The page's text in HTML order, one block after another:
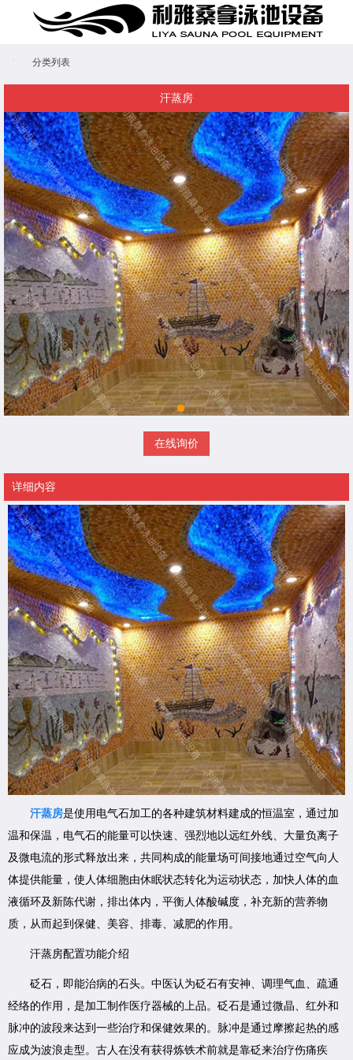
分类列表
汗蒸房
在线询价
详细内容
汗蒸房是使用电气石加工的各种建筑材料建成的恒温室，通过加
温和保温，电气石的能量可以快速、强烈地以远红外线、大量负离子
及微电流的形式释放出来，共同构成的能量场可间接地通过空气向人
体提供能量，使人体细胞由休眠状态转化为运动状态，加快人体的血
液循环及新陈代谢，排出体内，平衡人体酸碱度，补充新的营养物
质，从而起到保健、美容、排毒、减肥的作用。
汗蒸房配置功能介绍
砭石，即能治病的石头。中医认为砭石有安神、调理气血、疏通
经络的作用，是加工制作医疗器械的上品。砭石是通过微晶、红外和
脉冲的波段来达到一些治疗和保健效果的。脉冲是通过摩擦起热的感
应成为波浪走型。古人在没有获得炼铁术前就是靠砭来治疗伤痛疾